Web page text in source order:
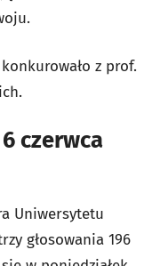
z prof.
czerwca
Uniwersytetu
głosowania 196